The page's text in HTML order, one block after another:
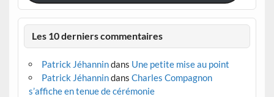
Les 10 derniers commentaires
Patrick Jéhannindans Une petite mise au point
Patrick Jéhannindans Charles Compagnon
s’affiche en tenue de cérémonie